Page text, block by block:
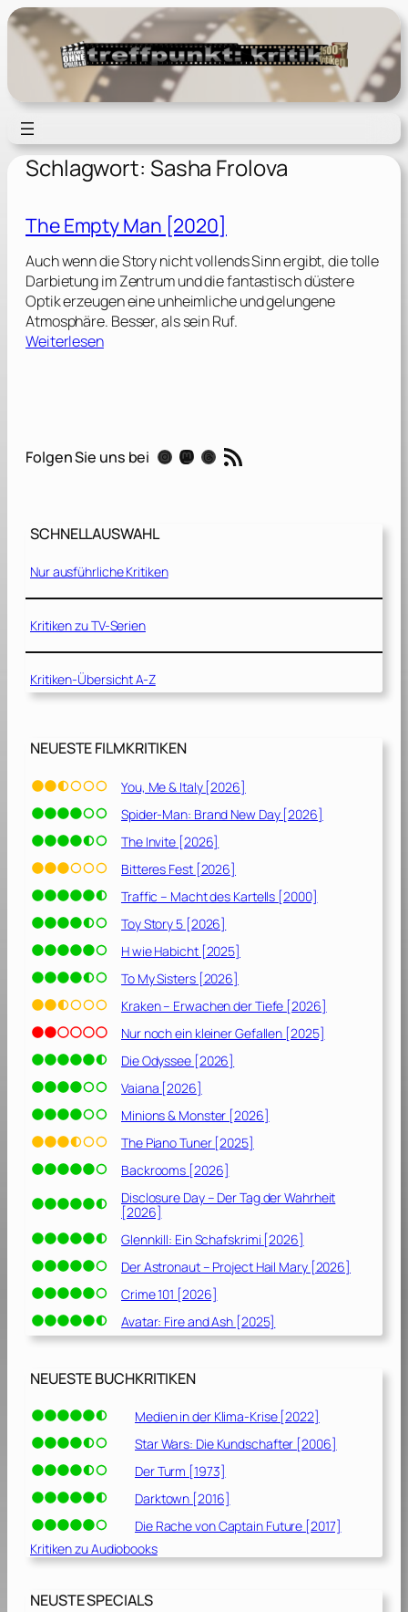
Zum
Inhalt
springen
Schlagwort: Sasha Frolova
The Empty Man [2020]
Auch wenn die Story nicht vollends Sinn ergibt, die tolle
Darbietung im Zentrum und die fantastisch düstere
Optik erzeugen eine unheimliche und gelungene
Atmosphäre. Besser, als sein Ruf.
Weiterlesen:
p
a
[
2
0
]
Folgen Sie uns bei Instagram Mastodon Threads RSS-Feed
SCHNELLAUSWAHL
Nur ausführliche Kritiken
Kritiken zu TV-Serien
Kritiken-Übersicht A-Z
NEUESTE FILMKRITIKEN
You, Me & Italy [2026]
Spider-Man: Brand New Day [2026]
The Invite [2026]
Bitteres Fest [2026]
Traffic – Macht des Kartells [2000]
Toy Story 5 [2026]
H wie Habicht [2025]
To My Sisters [2026]
Kraken – Erwachen der Tiefe [2026]
Nur noch ein kleiner Gefallen [2025]
Die Odyssee [2026]
Vaiana [2026]
Minions & Monster [2026]
The Piano Tuner [2025]
Backrooms [2026]
Disclosure Day – Der Tag der Wahrheit
[2026]
Glennkill: Ein Schafskrimi [2026]
Der Astronaut – Project Hail Mary [2026]
Crime 101 [2026]
Avatar: Fire and Ash [2025]
NEUESTE BUCHKRITIKEN
Medien in der Klima-Krise [2022]
Star Wars: Die Kundschafter [2006]
Der Turm [1973]
Darktown [2016]
Die Rache von Captain Future [2017]
Kritiken zu Audiobooks
NEUSTE SPECIALS